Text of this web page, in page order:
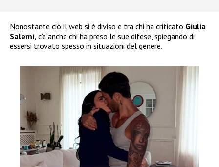
Nonostante ciò il web si è diviso e tra chi ha criticato Giulia
Salemi, c’è anche chi ha preso le sue difese, spiegando di
essersi trovato spesso in situazioni del genere.